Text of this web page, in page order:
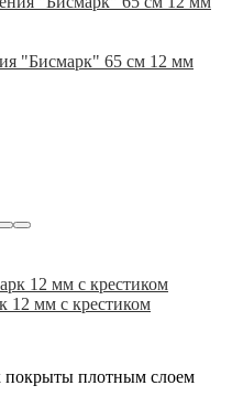
"Бисмарк" 65 см 12 мм
12 мм с крестиком
покрыты плотным слоем